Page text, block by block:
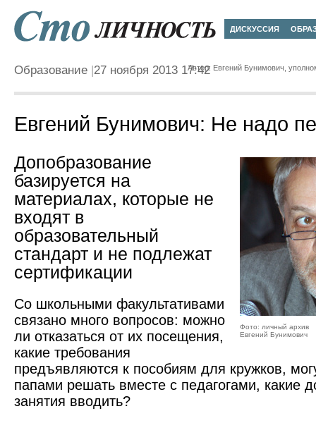
ДИСКУССИЯ
Образование 27 ноября 2013 17:42Автор: Евгений Бунимович,
Евгений Бунимович: Не надо
Фото: личный архив
Евгений Бунимович
Допобразование
базируется на
материалах, которые не
входят в
образовательный
стандарт и не подлежат
сертификации
Со школьными факультативами
связано много вопросов: можно
ли отказаться от их посещения,
какие требования
предъявляются к пособиям для кружков,
папами решать вместе с педагогами, какие
занятия вводить?